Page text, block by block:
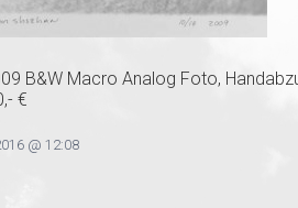
B&W Macro Analog Foto,
€
@ 12:08